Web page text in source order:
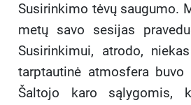
Susirinkimo tėvų saugumo.
metų savo sesijas
Susirinkimui, atrodo,
tarptautinė atmosfera
Šaltojo karo sąlygomis,